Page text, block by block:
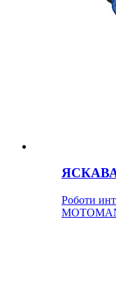
ЯСКАВА
Роботи